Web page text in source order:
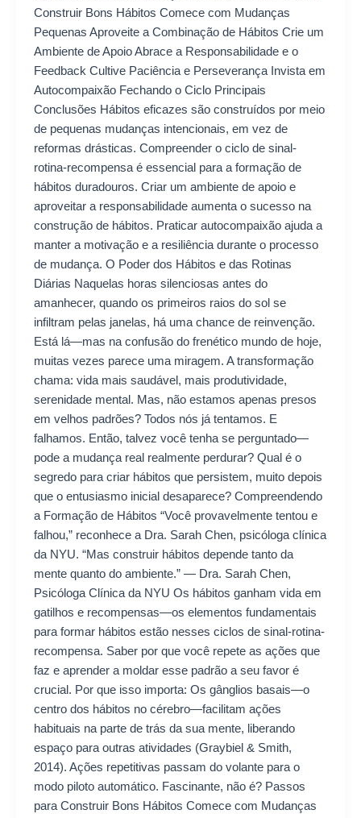
Construir Bons Hábitos Comece com Mudanças
Pequenas Aproveite a Combinação de Hábitos Crie um
Ambiente de Apoio Abrace a Responsabilidade e o
Feedback Cultive Paciência e Perseverança Invista em
Autocompaixão Fechando o Ciclo Principais
Conclusões Hábitos eficazes são construídos por meio
de pequenas mudanças intencionais, em vez de
reformas drásticas. Compreender o ciclo de sinal-
rotina-recompensa é essencial para a formação de
hábitos duradouros. Criar um ambiente de apoio e
aproveitar a responsabilidade aumenta o sucesso na
construção de hábitos. Praticar autocompaixão ajuda a
manter a motivação e a resiliência durante o processo
de mudança. O Poder dos Hábitos e das Rotinas
Diárias Naquelas horas silenciosas antes do
amanhecer, quando os primeiros raios do sol se
infiltram pelas janelas, há uma chance de reinvenção.
Está lá—mas na confusão do frenético mundo de hoje,
muitas vezes parece uma miragem. A transformação
chama: vida mais saudável, mais produtividade,
serenidade mental. Mas, não estamos apenas presos
em velhos padrões? Todos nós já tentamos. E
falhamos. Então, talvez você tenha se perguntado—
pode a mudança real realmente perdurar? Qual é o
segredo para criar hábitos que persistem, muito depois
que o entusiasmo inicial desaparece? Compreendendo
a Formação de Hábitos “Você provavelmente tentou e
falhou,” reconhece a Dra. Sarah Chen, psicóloga clínica
da NYU. “Mas construir hábitos depende tanto da
mente quanto do ambiente.” — Dra. Sarah Chen,
Psicóloga Clínica da NYU Os hábitos ganham vida em
gatilhos e recompensas—os elementos fundamentais
para formar hábitos estão nesses ciclos de sinal-rotina-
recompensa. Saber por que você repete as ações que
faz e aprender a moldar esse padrão a seu favor é
crucial. Por que isso importa: Os gânglios basais—o
centro dos hábitos no cérebro—facilitam ações
habituais na parte de trás da sua mente, liberando
espaço para outras atividades (Graybiel & Smith,
2014). Ações repetitivas passam do volante para o
modo piloto automático. Fascinante, não é? Passos
para Construir Bons Hábitos Comece com Mudanças